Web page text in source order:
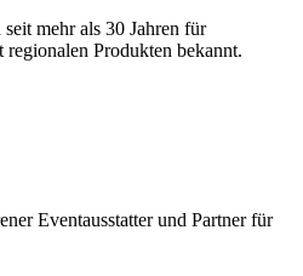
mehr als 30 Jahren für
Produkten bekannt.
Eventausstatter und Partner für